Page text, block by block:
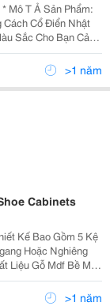
Cách Cổ Điển Nhật
Sắc Cho Bạn Cảm
Được Làm Từ
Theo Qu
>1 năm
Cabinets
Kế Bao Gồm 5 Kệ
Hoặc Nghiêng
Liệu Gỗ Mdf Bề Mặt
Hoàn Thiện Sơn
Tượng, Thích>1 năm